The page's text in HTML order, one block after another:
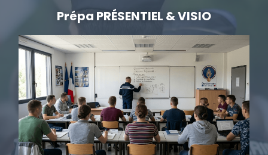
Prépa PRÉSENTIEL & VISIO